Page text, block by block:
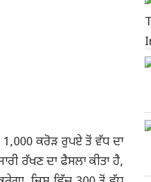
ਕਰੋੜ ਰੁਪਏ ਤੋਂ ਵੱਧ ਦਾ
ਰੱਖਣ ਦਾ ਫੈਸਲਾ ਕੀਤਾ ਹੈ,